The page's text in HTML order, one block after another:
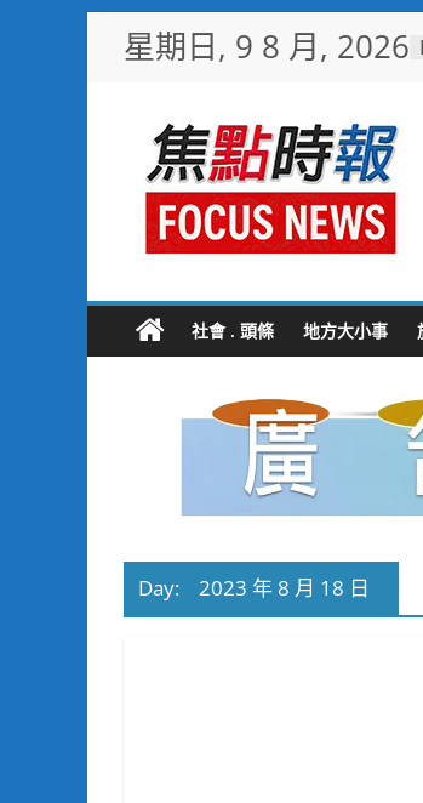
星期日, 9 8 月, 2026
社會 . 頭條 地方大小事
Day: 2023 年 8 月 18 日